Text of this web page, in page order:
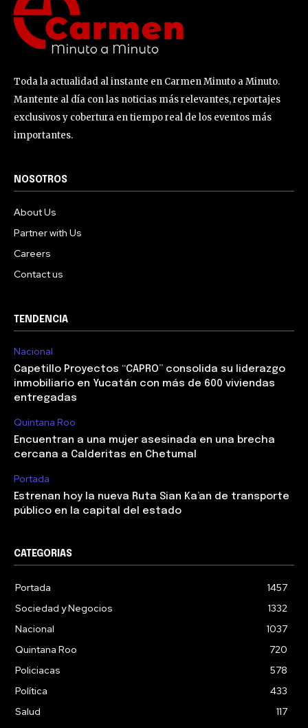
Toda la actualidad al instante en Carmen Minuto a Minuto.
Mantente al día con las noticias más relevantes, reportajes
exclusivos y cobertura en tiempo real de los eventos más
importantes.
NOSOTROS
About Us
Partner with Us
Careers
Contact us
TENDENCIA
Nacional
Capetillo Proyectos “CAPRO” consolida su liderazgo
inmobiliario en Yucatán con más de 600 viviendas
entregadas
Quintana Roo
Encuentran a una mujer asesinada en una brecha
cercana a Calderitas en Chetumal
Portada
Estrenan hoy la nueva Ruta Sian Ka’an de transporte
público en la capital del estado
CATEGORIAS
Portada
1457
Sociedad y Negocios
1332
Nacional
1037
Quintana Roo
720
Policiacas
578
Política
433
Salud
117